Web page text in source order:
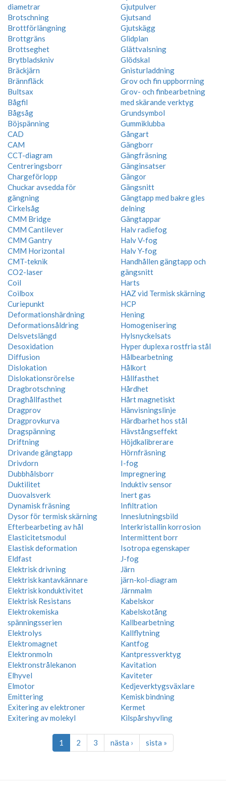
diametrar
Brotschning
Brottförlängning
Brottgräns
Brottseghet
Brytbladskniv
Bräckjärn
Brännfläck
Bultsax
Bågfil
Bågsåg
Böjspänning
CAD
CAM
CCT-diagram
Centreringsborr
Chargeförlopp
Chuckar avsedda för
gängning
Cirkelsåg
CMM Bridge
CMM Cantilever
CMM Gantry
CMM Horizontal
CMT-teknik
CO2-laser
Coil
Coilbox
Curiepunkt
Deformationshärdning
Deformationsåldring
Delsvetslängd
Desoxidation
Diffusion
Dislokation
Dislokationsrörelse
Dragbrotschning
Draghållfasthet
Dragprov
Dragprovkurva
Dragspänning
Driftning
Drivande gängtapp
Drivdorn
Dubbhålsborr
Duktilitet
Duovalsverk
Dynamisk fräsning
Dysor för termisk skärning
Efterbearbeting av hål
Elasticitetsmodul
Elastisk deformation
Eldfast
Elektrisk drivning
Elektrisk kantavkännare
Elektrisk konduktivitet
Elektrisk Resistans
Elektrokemiska
spänningsserien
Elektrolys
Elektromagnet
Elektronmoln
Elektronstrålekanon
Elhyvel
Elmotor
Emittering
Exitering av elektroner
Exitering av molekyl
Gjutpulver
Gjutsand
Gjutskägg
Glidplan
Glättvalsning
Glödskal
Gnisturladdning
Grov och fin uppborrning
Grov- och finbearbetning
med skärande verktyg
Grundsymbol
Gummiklubba
Gångart
Gängborr
Gängfräsning
Gänginsatser
Gängor
Gängsnitt
Gängtapp med bakre gles
delning
Gängtappar
Halv radiefog
Halv V-fog
Halv Y-fog
Handhållen gängtapp och
gängsnitt
Harts
HAZ vid Termisk skärning
HCP
Hening
Homogenisering
Hylsnyckelsats
Hyper duplexa rostfria stål
Hålbearbetning
Hålkort
Hållfasthet
Hårdhet
Hårt magnetiskt
Hänvisningslinje
Härdbarhet hos stål
Hävstångseffekt
Höjdkalibrerare
Hörnfräsning
I-fog
Impregnering
Induktiv sensor
Inert gas
Infiltration
Inneslutningsbild
Interkristallin korrosion
Intermittent borr
Isotropa egenskaper
J-fog
Järn
järn-kol-diagram
Järnmalm
Kabelskor
Kabelskotång
Kallbearbetning
Kallflytning
Kantfog
Kantpressverktyg
Kavitation
Kaviteter
Kedjeverktygsväxlare
Kemisk bindning
Kermet
Kilspårshyvling
1 2 3 nästa › sista »